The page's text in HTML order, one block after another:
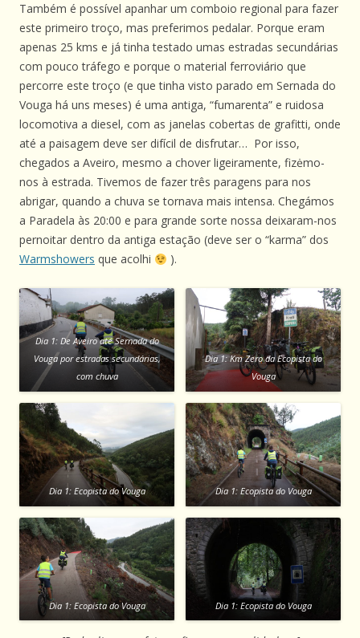
Também é possível apanhar um comboio regional para fazer
este primeiro troço, mas preferimos pedalar. Porque eram
apenas 25 kms e já tinha testado umas estradas secundárias
com pouco tráfego e porque o material ferroviário que
percorre este troço (e que tinha visto parado em Sernada do
Vouga há uns meses) é uma antiga, “fumarenta” e ruidosa
locomotiva a diesel, com as janelas cobertas de grafitti, onde
até a paisagem deve ser difícil de disfrutar… Por isso,
chegados a Aveiro, mesmo a chover ligeiramente, fizėmo-
nos à estrada. Tivemos de fazer três paragens para nos
abrigar, quando a chuva se tornava mais intensa. Chegámos
a Paradela às 20:00 e para grande sorte nossa deixaram-nos
pernoitar dentro da antiga estação (deve ser o “karma” dos
Warmshowers que acolhi ).
Dia 1: De Aveiro até Sernada do
Vouga por estradas secundárias,
com chuva
Dia 1: Km Zero da Ecopista do
Vouga
Dia 1: Ecopista do Vouga Dia 1: Ecopista do Vouga
Dia 1: Ecopista do Vouga Dia 1: Ecopista do Vouga